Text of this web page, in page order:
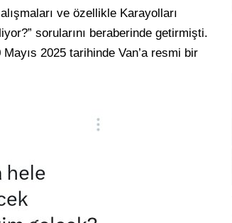
ve özellikle Karayolları
sorularını beraberinde getirmişti.
2025 tarihinde Van’a resmi bir